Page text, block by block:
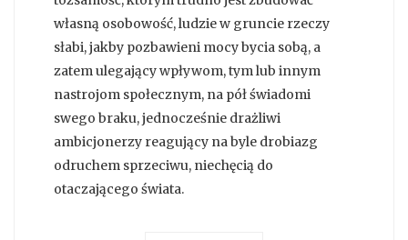
własną osobowość, ludzie w gruncie rzeczy
słabi, jakby pozbawieni mocy bycia sobą, a
zatem ulegający wpływom, tym lub innym
nastrojom społecznym, na pół świadomi
swego braku, jednocześnie drażliwi
ambicjonerzy reagujący na byle drobiazg
odruchem sprzeciwu, niechęcią do
otaczającego świata.